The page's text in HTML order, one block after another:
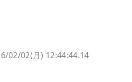
02/02(月) 12:44:44.14